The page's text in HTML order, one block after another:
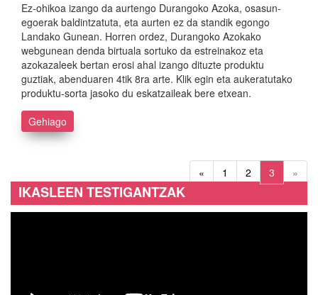
Ez-ohikoa izango da aurtengo Durangoko Azoka, osasun-
egoerak baldintzatuta, eta aurten ez da standik egongo
Landako Gunean. Horren ordez, Durangoko Azokako
webgunean denda birtuala sortuko da estreinakoz eta
azokazaleek bertan erosi ahal izango dituzte produktu
guztiak, abenduaren 4tik 8ra arte. Klik egin eta aukeratutako
produktu-sorta jasoko du eskatzaileak bere etxean.
Gehiago
« 1 2 3 »
IKASLEEN TESTIGANTZAK